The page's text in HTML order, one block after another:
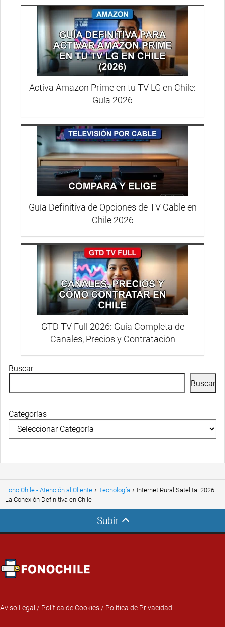
Activa Amazon Prime en tu TV LG en Chile:
Guía 2026
Guía Definitiva de Opciones de TV Cable en
Chile 2026
GTD TV Full 2026: Guía Completa de
Canales, Precios y Contratación
Buscar
Buscar
Categorías
Fono Chile - Atención al Cliente Tecnología
Internet Rural Satelital 2026:
La Conexión Definitiva en Chile
Subir
Aviso Legal / Política de Cookies / Política de Privacidad